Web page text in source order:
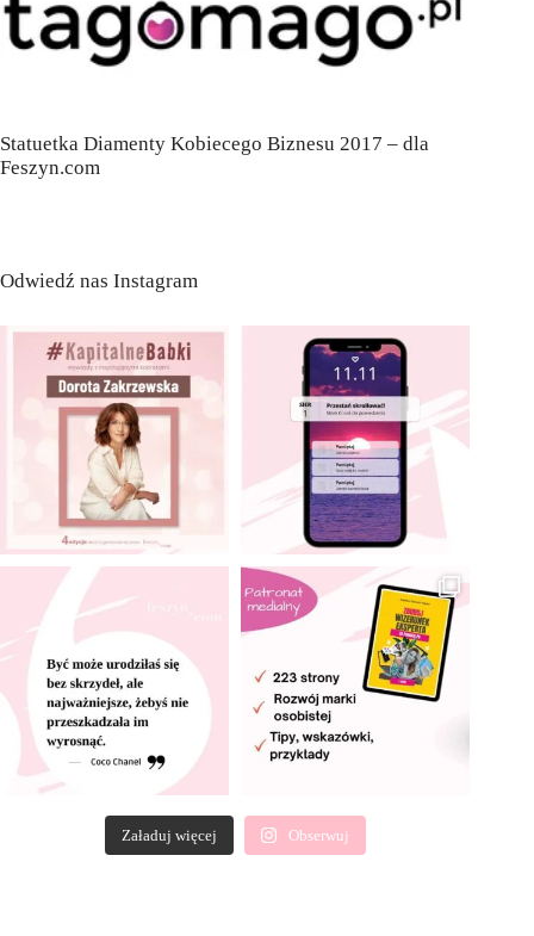
Statuetka Diamenty Kobiecego Biznesu 2017 – dla
Feszyn.com
Odwiedź nas Instagram
Załaduj więcej Obserwuj